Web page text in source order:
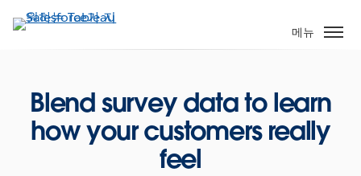
요
메뉴
Blend survey data to learn
how your customers really
feel